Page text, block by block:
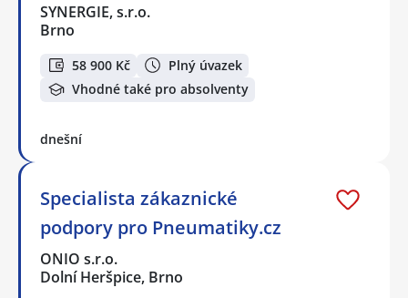
SYNERGIE, s.r.o.
Brno
58 900 Kč
Plný úvazek
Vhodné také pro absolventy
dnešní
Specialista zákaznické
podpory pro Pneumatiky.cz
ONIO s.r.o.
Dolní Heršpice, Brno